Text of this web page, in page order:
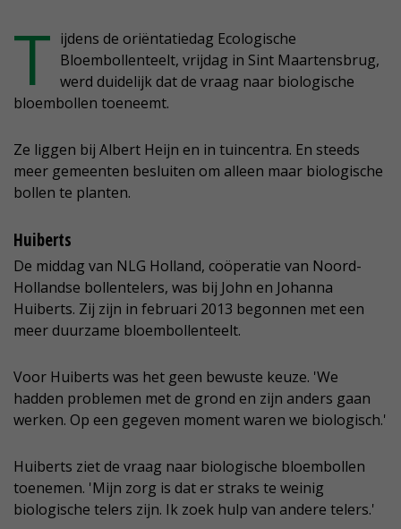
T ijdens de oriëntatiedag Ecologische
Bloembollenteelt, vrijdag in Sint Maartensbrug,
werd duidelijk dat de vraag naar biologische
bloembollen toeneemt.
Ze liggen bij Albert Heijn en in tuincentra. En steeds
meer gemeenten besluiten om alleen maar biologische
bollen te planten.
Huiberts
De middag van NLG Holland, coöperatie van Noord-
Hollandse bollentelers, was bij John en Johanna
Huiberts. Zij zijn in februari 2013 begonnen met een
meer duurzame bloembollenteelt.
Voor Huiberts was het geen bewuste keuze. 'We
hadden problemen met de grond en zijn anders gaan
werken. Op een gegeven moment waren we biologisch.'
Huiberts ziet de vraag naar biologische bloembollen
toenemen. 'Mijn zorg is dat er straks te weinig
biologische telers zijn. Ik zoek hulp van andere telers.'